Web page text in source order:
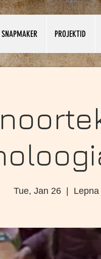
SNAPMAKER PROJEKTID
Tue, Jan 26
  |
Lepna